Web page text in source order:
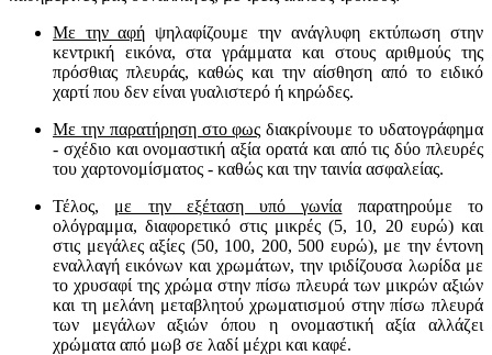
Με την αφή ψηλαφίζουμε την ανάγλυφη εκτύπωση στην
κεντρική εικόνα, στα γράμματα και στους αριθμούς της
πρόσθιας πλευράς, καθώς και την αίσθηση από το ειδικό
χαρτί που δεν είναι γυαλιστερό ή κηρώδες.
Με την παρατήρηση στο φως διακρίνουμε το υδατογράφημα
- σχέδιο και ονομαστική αξία ορατά και από τις δύο πλευρές
του χαρτονομίσματος - καθώς και την ταινία ασφαλείας.
Τέλος, με την εξέταση υπό γωνία παρατηρούμε το
ολόγραμμα, διαφορετικό στις μικρές (5, 10, 20 ευρώ) και
στις μεγάλες αξίες (50, 100, 200, 500 ευρώ), με την έντονη
εναλλαγή εικόνων και χρωμάτων, την ιριδίζουσα λωρίδα με
το χρυσαφί της χρώμα στην πίσω πλευρά των μικρών αξιών
και τη μελάνη μεταβλητού χρωματισμού στην πίσω πλευρά
των μεγάλων αξιών όπου η ονομαστική αξία αλλάζει
χρώματα από μωβ σε λαδί μέχρι και καφέ.